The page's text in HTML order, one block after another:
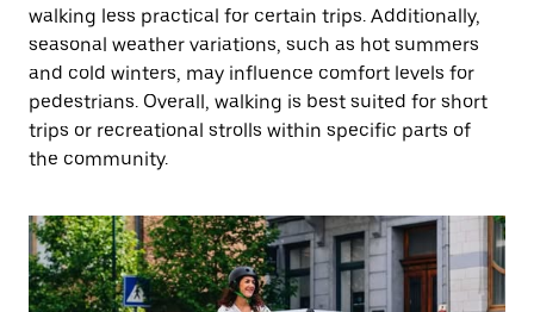
walking less practical for certain trips. Additionally,
seasonal weather variations, such as hot summers
and cold winters, may influence comfort levels for
pedestrians. Overall, walking is best suited for short
trips or recreational strolls within specific parts of
the community.